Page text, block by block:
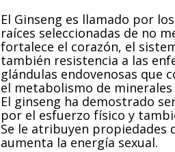
El Ginseng es llamado por
raíces seleccionadas de no
fortalece el corazón, el
también resistencia a las
glándulas endovenosas que
el metabolismo de
El ginseng ha demostrado
por el esfuerzo físico y
Se le atribuyen propiedades
aumenta la energía sexual.